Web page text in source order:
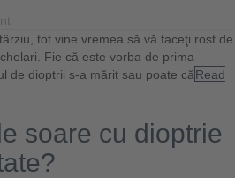
tot vine vremea să vă faceţi rost de
Fie că este vorba de prima
de dioptrii s-a mărit sau poate căRead
soare cu dioptrie